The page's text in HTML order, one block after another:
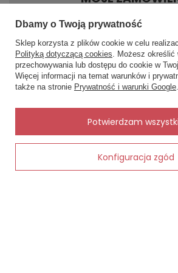
Dodaj
innych codziennych butach.
Dla kogo idealne:
Dla kobiet, które szukają
oddychających skarpet
do codziennego noszenia.
Dzięki dodatkowemu
dobrze dopasowują się do
elastyczność nawet po wielu
Status zamówienia
Śledzenie przesyłki
Chcę zareklamować
Chcę zwrócić produkt
MOJE KONTO
✨
Napisz
gotowe
Dbamy o Twoją prywatność
Sklep korzysta z plików cookie w celu
Polityką dotyczącą cookies. Możesz określić
przechowywania lub dostępu do cookie w
Więcej informacji na temat warunków i
także na stronie Prywatność i warunki Google.
Konfiguracja zgód
Potwierdzam